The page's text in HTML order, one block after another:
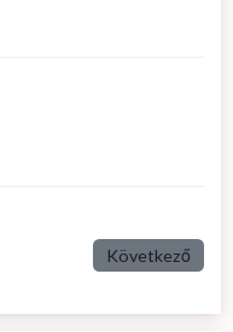
Következő